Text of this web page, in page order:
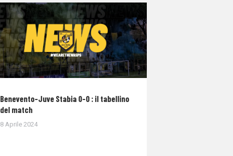
Benevento-Juve Stabia 0-0 : il tabellino
del match
8 Aprile 2024